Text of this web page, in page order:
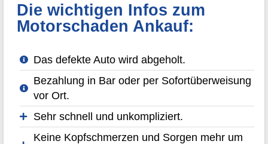
Die wichtigen Infos zum
Motorschaden Ankauf:
Das defekte Auto wird abgeholt.
Bezahlung in Bar oder per Sofortüberweisung
vor Ort.
Sehr schnell und unkompliziert.
Keine Kopfschmerzen und Sorgen mehr um